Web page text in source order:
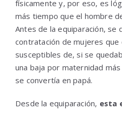
físicamente y, por eso, es
más tiempo que el hombre
Antes de la equiparación, se
contratación de mujeres
susceptibles de, si se
una baja por maternidad
se convertía en papá.
Desde la equiparación, esta